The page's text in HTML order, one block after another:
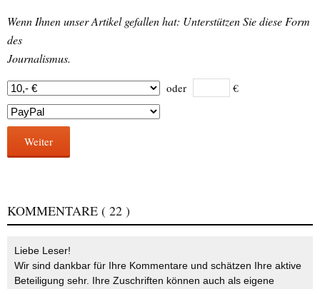
Wenn Ihnen unser Artikel gefallen hat: Unterstützen Sie diese Form
des
Journalismus.
oder €
Weiter
KOMMENTARE ( 22 )
Liebe Leser!
Wir sind dankbar für Ihre Kommentare und schätzen Ihre aktive
Beteiligung sehr. Ihre Zuschriften können auch als eigene